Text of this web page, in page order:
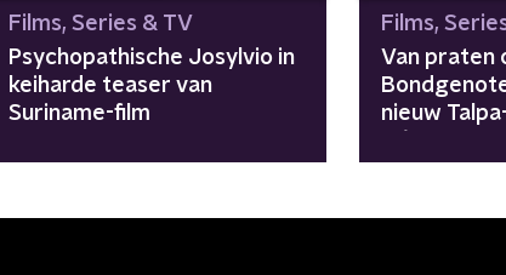
Films, Series & TV
Psychopathische Josylvio in
keiharde teaser van
Suriname-film
Films,
Van praten
nieuw
lukken